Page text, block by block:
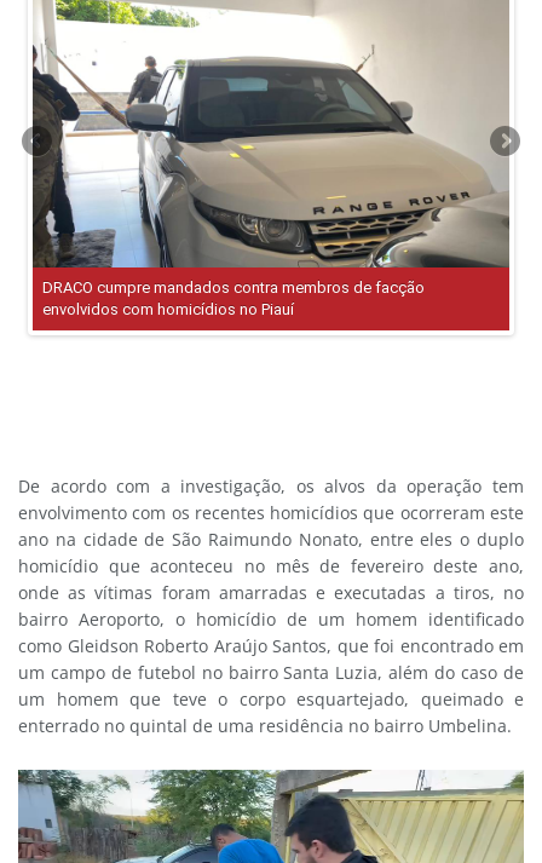
De acordo com a investigação, os alvos da operação tem
envolvimento com os recentes homicídios que ocorreram este
ano na cidade de São Raimundo Nonato, entre eles o duplo
homicídio que aconteceu no mês de fevereiro deste ano,
onde as vítimas foram amarradas e executadas a tiros, no
bairro Aeroporto, o homicídio de um homem identificado
como Gleidson Roberto Araújo Santos, que foi encontrado em
um campo de futebol no bairro Santa Luzia, além do caso de
um homem que teve o corpo esquartejado, queimado e
enterrado no quintal de uma residência no bairro Umbelina.